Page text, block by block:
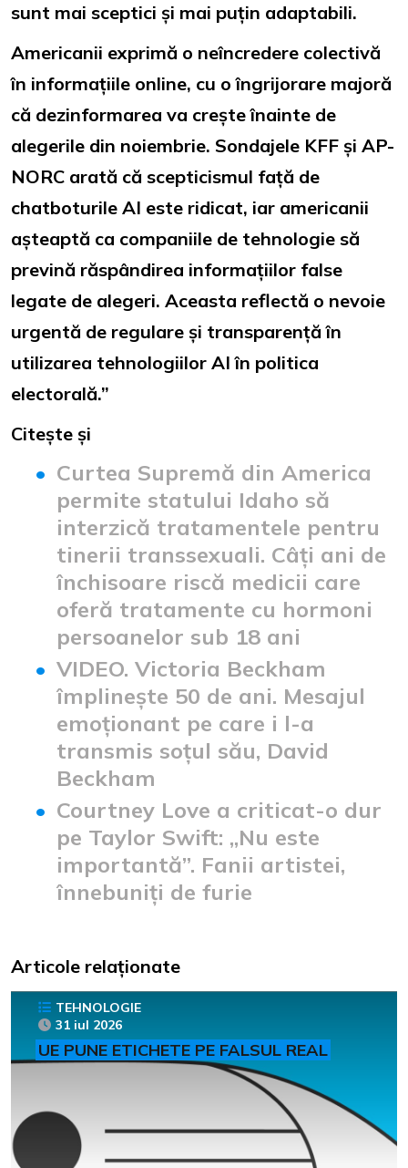
sunt mai sceptici și mai puțin adaptabili.
Americanii exprimă o neîncredere colectivă
în informațiile online, cu o îngrijorare majoră
că dezinformarea va crește înainte de
alegerile din noiembrie. Sondajele KFF și AP-
NORC arată că scepticismul față de
chatboturile AI este ridicat, iar americanii
așteaptă ca companiile de tehnologie să
prevină răspândirea informațiilor false
legate de alegeri. Aceasta reflectă o nevoie
urgentă de regulare și transparență în
utilizarea tehnologiilor AI în politica
electorală.”
Citește și
Curtea Supremă din America
permite statului Idaho să
interzică tratamentele pentru
tinerii transsexuali. Câți ani de
închisoare riscă medicii care
oferă tratamente cu hormoni
persoanelor sub 18 ani
VIDEO. Victoria Beckham
împlinește 50 de ani. Mesajul
emoționant pe care i l-a
transmis soțul său, David
Beckham
Courtney Love a criticat-o dur
pe Taylor Swift: „Nu este
importantă”. Fanii artistei,
înnebuniți de furie
Articole relaționate
TEHNOLOGIE
31 iul 2026
UE PUNE ETICHETE PE FALSUL REAL